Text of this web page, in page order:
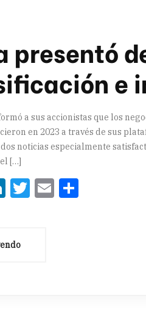
presentó
e
a sus accionistas que los
en 2023 a través de sus
noticias especialmente
[…]
LinkedIn
Twitter
Email